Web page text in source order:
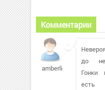
Комментарии
amberlight
до
Гонки